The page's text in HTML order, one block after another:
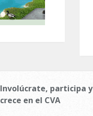
Involúcrate, participa y
crece en el CVA